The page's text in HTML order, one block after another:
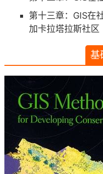
第十三章：GIS在
加卡拉塔拉斯社区
基